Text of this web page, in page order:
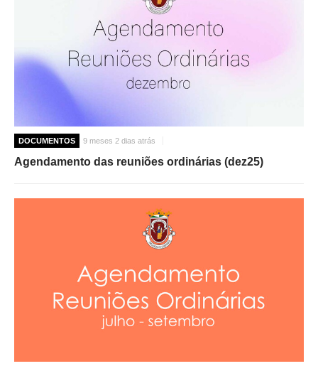
DOCUMENTOS 9 meses 2 dias atrás
Agendamento das reuniões ordinárias (dez25)